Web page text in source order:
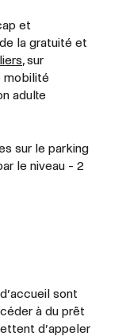
et
la gratuité et
, sur
mobilité
adulte
sur le parking
le niveau - 2
sont
à du prêt
d’appeler